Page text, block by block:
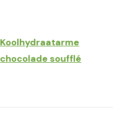
Koolhydraatarme
chocolade soufflé